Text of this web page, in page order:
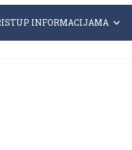
INFORMACIJAMA